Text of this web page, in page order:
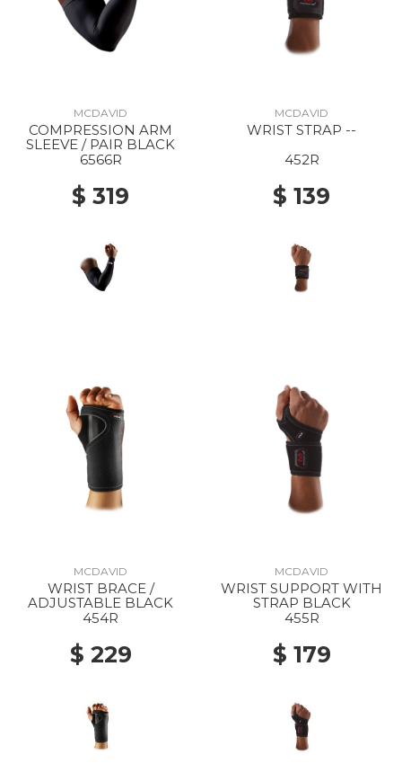
MCDAVID
COMPRESSION ARM
SLEEVE / PAIR BLACK
6566R
$ 319
MCDAVID
WRIST STRAP --
452R
$ 139
MCDAVID
WRIST BRACE /
ADJUSTABLE BLACK
454R
$ 229
MCDAVID
WRIST SUPPORT WITH
STRAP BLACK
455R
$ 179